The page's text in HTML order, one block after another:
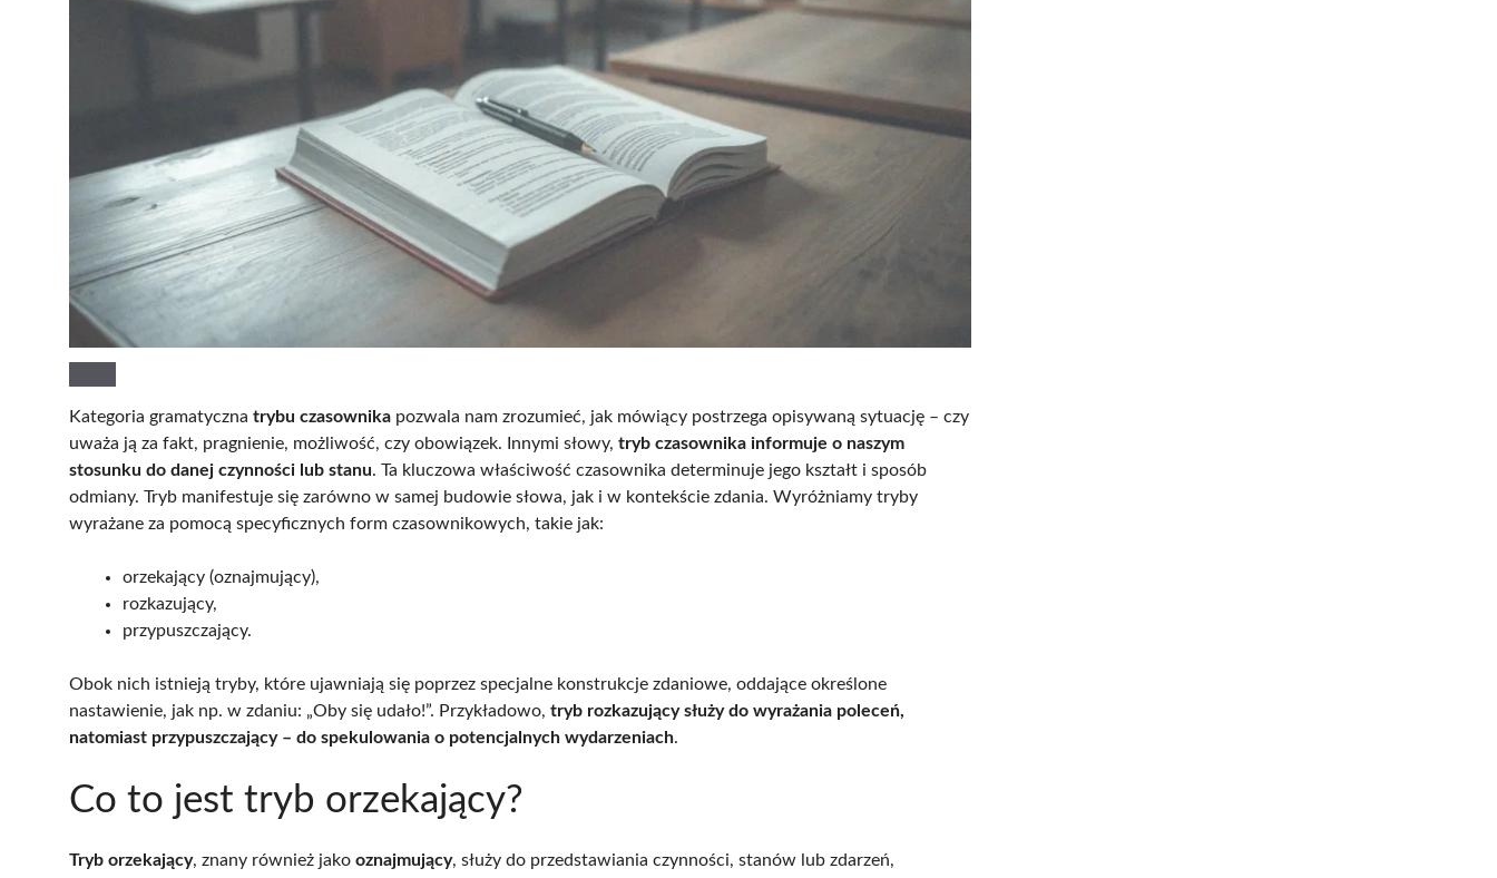
Kategoria gramatyczna trybu czasownika pozwala nam zrozumieć, jak mówiący postrzega opisywaną sytuację – czy
uważa ją za fakt, pragnienie, możliwość, czy obowiązek. Innymi słowy, tryb czasownika informuje o naszym
stosunku do danej czynności lub stanu. Ta kluczowa właściwość czasownika determinuje jego kształt i sposób
odmiany. Tryb manifestuje się zarówno w samej budowie słowa, jak i w kontekście zdania. Wyróżniamy tryby
wyrażane za pomocą specyficznych form czasownikowych, takie jak:
orzekający (oznajmujący),
rozkazujący,
przypuszczający.
Obok nich istnieją tryby, które ujawniają się poprzez specjalne konstrukcje zdaniowe, oddające określone
nastawienie, jak np. w zdaniu: „Oby się udało!”. Przykładowo, tryb rozkazujący służy do wyrażania poleceń,
natomiast przypuszczający – do spekulowania o potencjalnych wydarzeniach.
Co to jest tryb orzekający?
Tryb orzekający, znany również jako oznajmujący, służy do przedstawiania czynności, stanów lub zdarzeń,